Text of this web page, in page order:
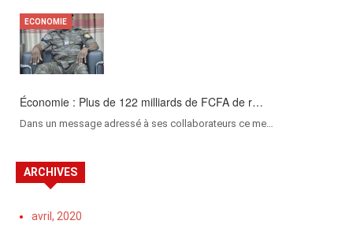
Économie : Plus de 122 milliards de FCFA de r…
Dans un message adressé à ses collaborateurs ce me…
ECONOMIE
ARCHIVES
avril, 2020